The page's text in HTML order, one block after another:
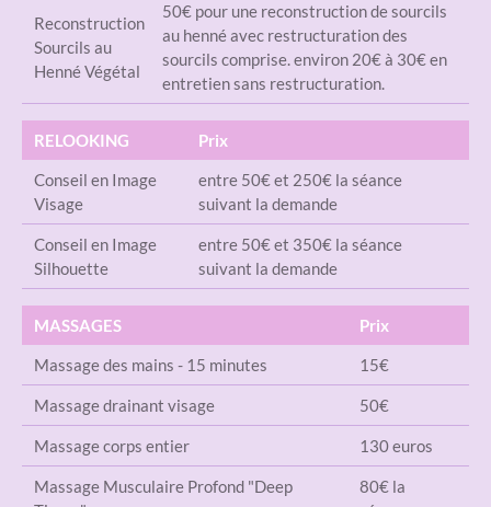
Reconstruction
Sourcils au
Henné Végétal
50€ pour une reconstruction de sourcils
au henné avec restructuration des
sourcils comprise. environ 20€ à 30€ en
entretien sans restructuration.
RELOOKING
Prix
Conseil en Image
Visage
entre 50€ et 250€ la séance
suivant la demande
Conseil en Image
Silhouette
entre 50€ et 350€ la séance
suivant la demande
MASSAGES
Prix
Massage des mains - 15 minutes
15€
Massage drainant visage 50€
Massage corps entier 130 euros
Massage Musculaire Profond "Deep
80€ la